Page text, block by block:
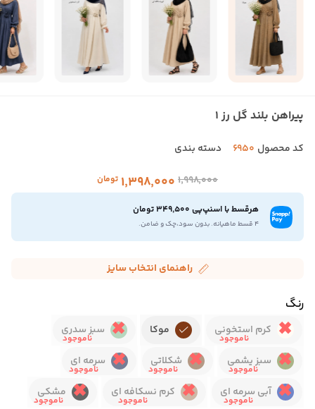
پیراهن بلند گل رز 1
کد محصول 6950 دسته بندی
۱٬۹۹۸٬۰۰۰ ۱٬۳۹۸٬۰۰۰ تومان
هرقسط با اسنپ‌پی 349,500 تومان
۴ قسط ماهیانه. بدون سود،چک و ضامن.
راهنمای انتخاب سایز
رنگ
کرم استخونی موکا
سبز سدری
سبز یشمی
شکلاتی
سرمه ای
آبی سرمه ای
کرم نسکافه ای مشکی